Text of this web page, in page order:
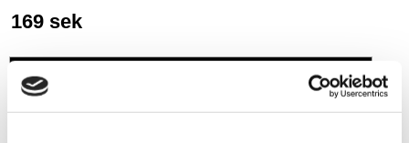
169 sek
Lägg till i favoriter